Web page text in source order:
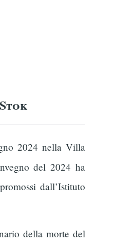
2024 nella Villa
del 2024 ha
dall’Istituto
della morte del